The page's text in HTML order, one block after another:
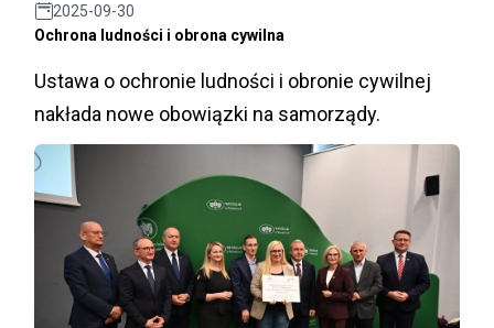
2025-09-30
Ochrona ludności i obrona cywilna
Ustawa o ochronie ludności i obronie cywilnej
nakłada nowe obowiązki na samorządy.